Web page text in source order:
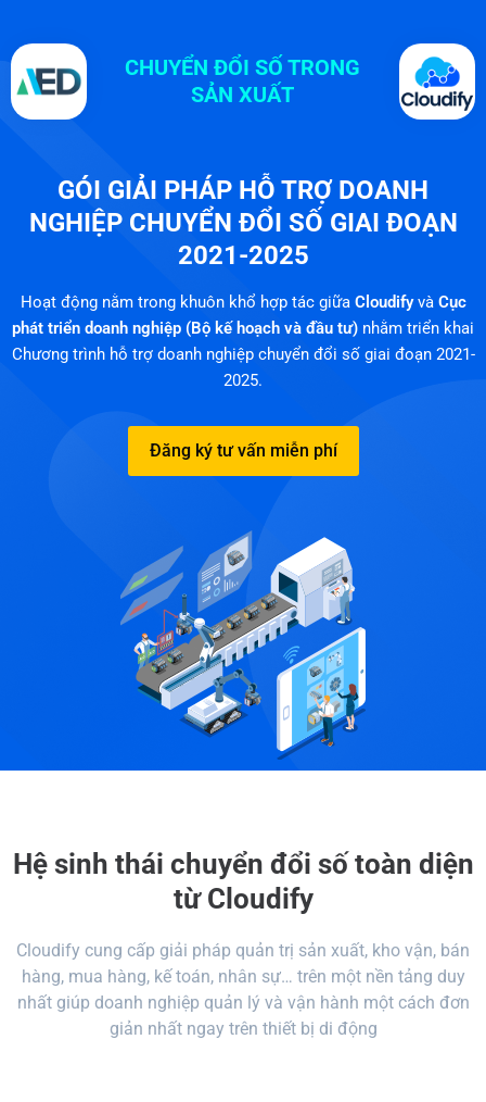
CHUYỂN ĐỔI SỐ TRONG
SẢN XUẤT​
GÓI GIẢI PHÁP HỖ TRỢ DOANH
NGHIỆP CHUYỂN ĐỔI SỐ GIAI ĐOẠN
2021-2025
Hoạt động nằm trong khuôn khổ hợp tác giữa Cloudifyvà Cục
phát triển doanh nghiệp (Bộ kế hoạch và đầu tư) nhằm triển khai
Chương trình hỗ trợ doanh nghiệp chuyển đổi số giai đoạn 2021-
2025.
Đăng ký tư vấn miễn phí
Hệ sinh thái chuyển đổi số toàn diện
từ Cloudify
Cloudify cung cấp giải pháp quản trị sản xuất, kho vận, bán
hàng, mua hàng, kế toán, nhân sự… trên một nền tảng duy
nhất giúp doanh nghiệp quản lý và vận hành một cách đơn
giản nhất ngay trên thiết bị di động